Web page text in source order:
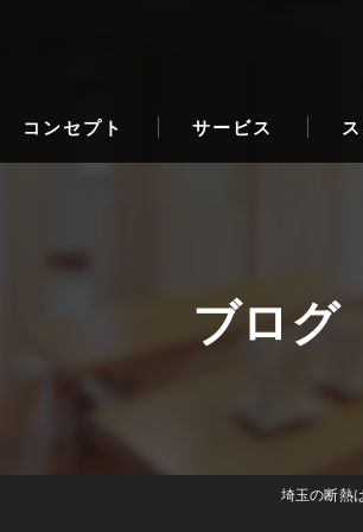
コンセプト サービス
ブログ
埼玉の断熱